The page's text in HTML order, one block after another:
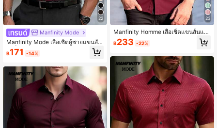
22
Manfinity Mode
Manfinity Mode เสื้อเชิ้ตผู้ชายแขนสั้น
สีบล็อก ลำลอง สำหรับการเดินทางไป
ทำงานและงานพิธีการ ฤดูร้อน
฿171 -14%
23
Manfinity Homme เสื้อเชิ้ตแขนสั้นแบ
บสบายๆ ลายพิมพ์แบบสุ่ม เรียบง่ายและ
ทันสมัย เหมาะสำหรับเสื้อฤดูร้อน เสื้อผู้ช
฿233 -22%